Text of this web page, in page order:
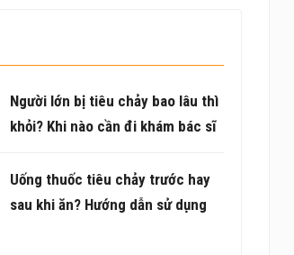
Người lớn bị tiêu chảy bao lâu thì
khỏi? Khi nào cần đi khám bác sĩ
Uống thuốc tiêu chảy trước hay
sau khi ăn? Hướng dẫn sử dụng